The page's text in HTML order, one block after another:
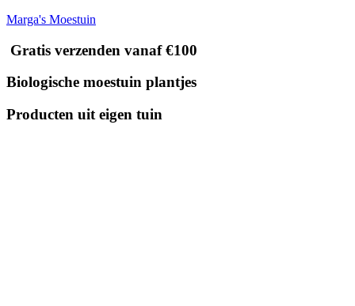
Marga's Moestuin
Gratis verzenden vanaf €100
Biologische moestuin plantjes
Producten uit eigen tuin